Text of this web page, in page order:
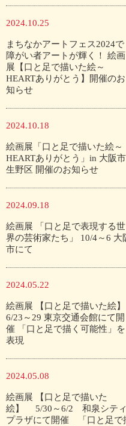
2024.10.25
まちなかアートフェス2024で
障がい者アートが輝く！ 絵画
展【口と足で描いた絵～
HEARTありがとう】開催のお
知らせ
2024.10.18
絵画展「口と足で描いた絵～
HEARTありがとう」in 大阪市
生野区 開催のお知らせ
2024.09.18
絵画展 「口と足で表現する世
界の芸術家たち」 10/4～6 大
市にて
2024.05.22
絵画展 【口と足で描いた絵】
6/23～29 東京交通会館にて開
催 「口と足で描く可能性」を
表現
2024.05.08
絵画展 【口と足で描いた
絵】 5/30～6/2 和泉シティ
プラザにて開催 「口と足で